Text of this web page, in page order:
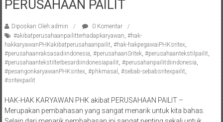
Pengacara
Advokat
/
Konsultan
Hukum
/
Hukum
Pajak/
PERUSAHAAN PAILIT
Diposkan Oleh:admin
0 Komentar
#akibatperusahaanpailitterhadapkaryawan, #hak-
hakkaryawanPHKakibatperusahaanpailit, #hak-hakpegawaiPHKsritex,
#perusahaanraksasadiindonesia, #perusahaanSritek, #perusahaantekstilpailit,
#perusahaantekstilterbesardiindonesiapailit, #perusahanpailitdiindonesia,
#pesangonkaryawanPHKsritex, #phkmasal , #sebab-sebabsritexpailit,
#sritexpailit
HAK-HAK KARYAWAN PHK akibat PERUSAHAAN PAILIT –
Merupakan pembahasan yang sangat menarik untuk kita bahas.